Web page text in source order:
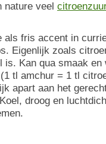
nature veel citroenzuur
als fris accent in
Eigenlijk zoals
Kan qua smaak
tl amchur = 1 tl
apart aan het
droog en